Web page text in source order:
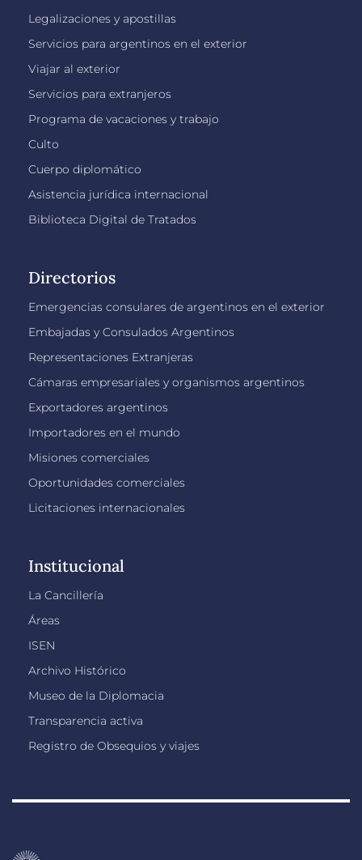
Legalizaciones y apostillas
Servicios para argentinos en el exterior
Viajar al exterior
Servicios para extranjeros
Programa de vacaciones y trabajo
Culto
Cuerpo diplomático
Asistencia jurídica internacional
Biblioteca Digital de Tratados
Directorios
Emergencias consulares de argentinos en el exterior
Embajadas y Consulados Argentinos
Representaciones Extranjeras
Cámaras empresariales y organismos argentinos
Exportadores argentinos
Importadores en el mundo
Misiones comerciales
Oportunidades comerciales
Licitaciones internacionales
Institucional
La Cancillería
Áreas
ISEN
Archivo Histórico
Museo de la Diplomacia
Transparencia activa
Registro de Obsequios y viajes